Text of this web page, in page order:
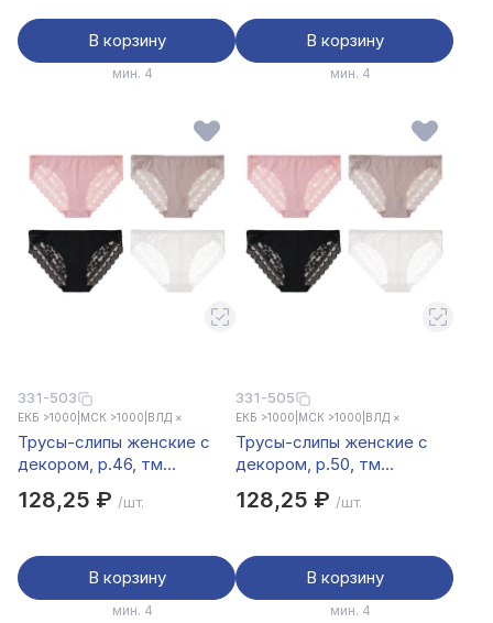
В корзину
мин. 4
В корзину
мин. 4
331-503
ЕКБ >1000 МСК >1000 ВЛД ×
Трусы-слипы женские с
декором, р.46, тм
5%спандекс, цвета в ас-
128,25 ₽ /шт.
В корзину
мин. 4
331-505
ЕКБ >1000 МСК >1000 ВЛД ×
Трусы-слипы женские с
декором, р.50, тм
5%спандекс, цвета в ас-
128,25 ₽ /шт.
В корзину
мин. 4